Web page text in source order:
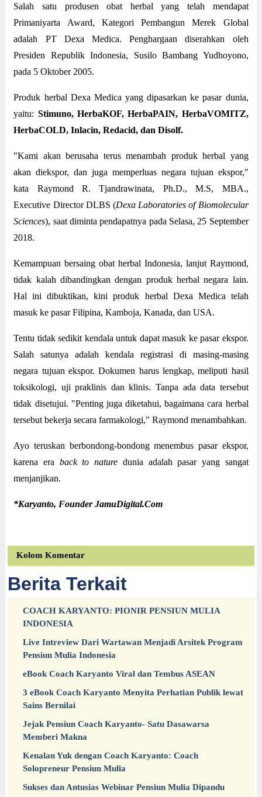
Salah satu produsen obat herbal yang telah mendapat
Primaniyarta Award, Kategori Pembangun Merek Global
adalah PT Dexa Medica. Penghargaan diserahkan oleh
Presiden Republik Indonesia, Susilo Bambang Yudhoyono,
pada 5 Oktober 2005.
Produk herbal Dexa Medica yang dipasarkan ke pasar dunia,
yaitu: Stimuno, HerbaKOF, HerbaPAIN, HerbaVOMITZ,
HerbaCOLD, Inlacin, Redacid, dan Disolf.
"Kami akan berusaha terus menambah produk herbal yang
akan diekspor, dan juga memperluas negara tujuan ekspor,"
kata Raymond R. Tjandrawinata, Ph.D., M.S, MBA.,
Executive Director DLBS (Dexa Laboratories of Biomolecular
Sciences), saat diminta pendapatnya pada Selasa, 25 September
2018.
Kemampuan bersaing obat herbal Indonesia, lanjut Raymond,
tidak kalah dibandingkan dengan produk herbal negara lain.
Hal ini dibuktikan, kini produk herbal Dexa Medica telah
masuk ke pasar Filipina, Kamboja, Kanada, dan USA.
Tentu tidak sedikit kendala untuk dapat masuk ke pasar ekspor.
Salah satunya adalah kendala registrasi di masing-masing
negara tujuan ekspor. Dokumen harus lengkap, meliputi hasil
toksikologi, uji praklinis dan klinis. Tanpa ada data tersebut
tidak disetujui. "Penting juga diketahui, bagaimana cara herbal
tersebut bekerja secara farmakologi," Raymond menambahkan.
Ayo teruskan berbondong-bondong menembus pasar ekspor,
karena era back to nature dunia adalah pasar yang sangat
menjanjikan.
*Karyanto, Founder JamuDigital.Com
Kolom Komentar
Berita Terkait
COACH KARYANTO: PIONIR PENSIUN MULIA
INDONESIA
Live Intreview Dari Wartawan Menjadi Arsitek Program
Pensiun Mulia Indonesia
eBook Coach Karyanto Viral dan Tembus ASEAN
3 eBook Coach Karyanto Menyita Perhatian Publik lewat
Sains Bernilai
Jejak Pensiun Coach Karyanto- Satu Dasawarsa
Memberi Makna
Kenalan Yuk dengan Coach Karyanto: Coach
Solopreneur Pensiun Mulia
Sukses dan Antusias Webinar Pensiun Mulia Dipandu